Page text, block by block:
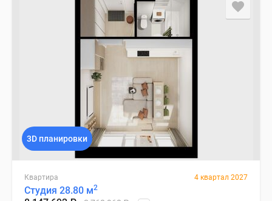
3D планировки
Квартира 4 квартал 2027
Студия 28.80 м2